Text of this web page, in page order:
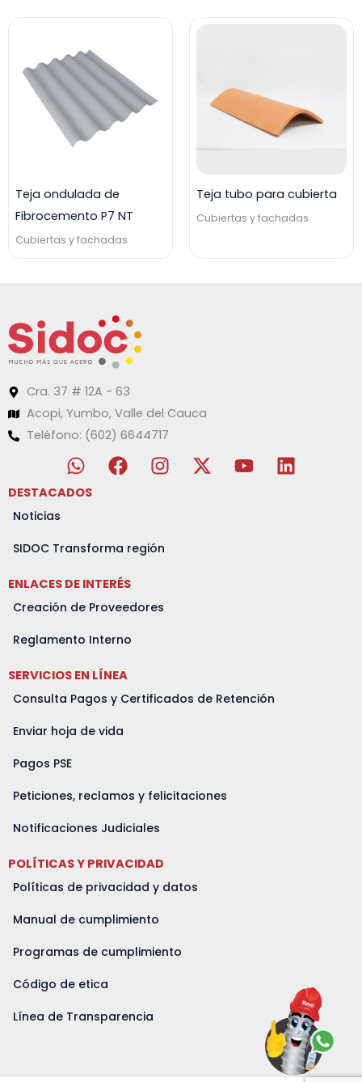
Teja ondulada de
Fibrocemento P7 NT
Cubiertas y fachadas
Teja tubo para cubierta
Cubiertas y fachadas
Cra. 37 # 12A - 63
Acopi, Yumbo, Valle del Cauca
Teléfono: (602) 6644717
W
h
a
a
p
F
a
o
o
k
I
n
g
m
X
-
Y
o
L
i
DESTACADOS
Noticias
SIDOC Transforma región
ENLACES DE INTERÉS
Creación de Proveedores
Reglamento Interno
SERVICIOS EN LÍNEA
Consulta Pagos y Certificados de Retención
Enviar hoja de vida
Pagos PSE
Peticiones, reclamos y felicitaciones
Notificaciones Judiciales
POLÍTICAS Y PRIVACIDAD
Políticas de privacidad y datos
Manual de cumplimiento
Programas de cumplimiento
Código de etica
Línea de Transparencia